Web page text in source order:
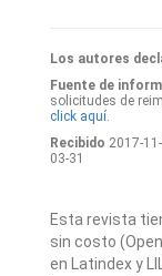
Los autores
Fuente de
solicitudes de
click aquí.
Recibido 2017-
03-31
Esta revista
sin costo
en Latindex y